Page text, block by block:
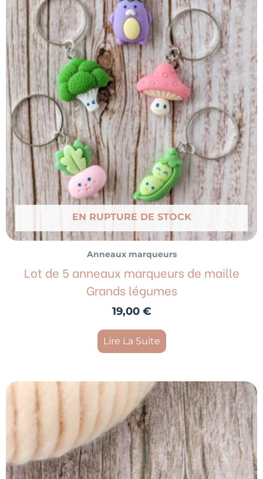
EN RUPTURE DE STOCK
Anneaux marqueurs
Lot de 5 anneaux marqueurs de maille
Grands légumes
19,00 €
Lire La Suite